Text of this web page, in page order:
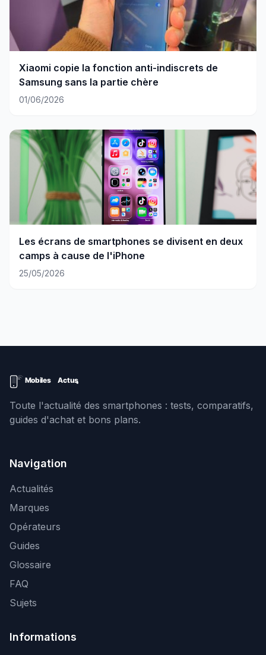
Xiaomi copie la fonction anti-indiscrets de
Samsung sans la partie chère
01/06/2026
Les écrans de smartphones se divisent en deux
camps à cause de l'iPhone
25/05/2026
Toute l'actualité des smartphones : tests, comparatifs,
guides d'achat et bons plans.
Navigation
Actualités
Marques
Opérateurs
Guides
Glossaire
FAQ
Sujets
Informations